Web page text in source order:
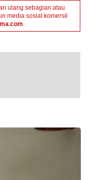
ulang sebagian atau
media sosial komersil
.